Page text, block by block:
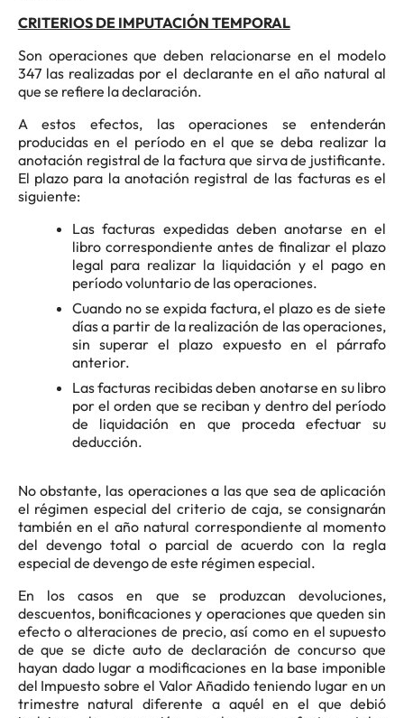
CRITERIOS DE IMPUTACIÓN TEMPORAL
Son operaciones que deben relacionarse en el modelo
347 las realizadas por el declarante en el año natural al
que se refiere la declaración.
A estos efectos, las operaciones se entenderán
producidas en el período en el que se deba realizar la
anotación registral de la factura que sirva de justificante.
El plazo para la anotación registral de las facturas es el
siguiente:
Las facturas expedidas deben anotarse en el
libro correspondiente antes de finalizar el plazo
legal para realizar la liquidación y el pago en
período voluntario de las operaciones.
Cuando no se expida factura, el plazo es de siete
días a partir de la realización de las operaciones,
sin superar el plazo expuesto en el párrafo
anterior.
Las facturas recibidas deben anotarse en su libro
por el orden que se reciban y dentro del período
de liquidación en que proceda efectuar su
deducción.
No obstante, las operaciones a las que sea de aplicación
el régimen especial del criterio de caja, se consignarán
también en el año natural correspondiente al momento
del devengo total o parcial de acuerdo con la regla
especial de devengo de este régimen especial.
En los casos en que se produzcan devoluciones,
descuentos, bonificaciones y operaciones que queden sin
efecto o alteraciones de precio, así como en el supuesto
de que se dicte auto de declaración de concurso que
hayan dado lugar a modificaciones en la base imponible
del Impuesto sobre el Valor Añadido teniendo lugar en un
trimestre natural diferente a aquél en el que debió